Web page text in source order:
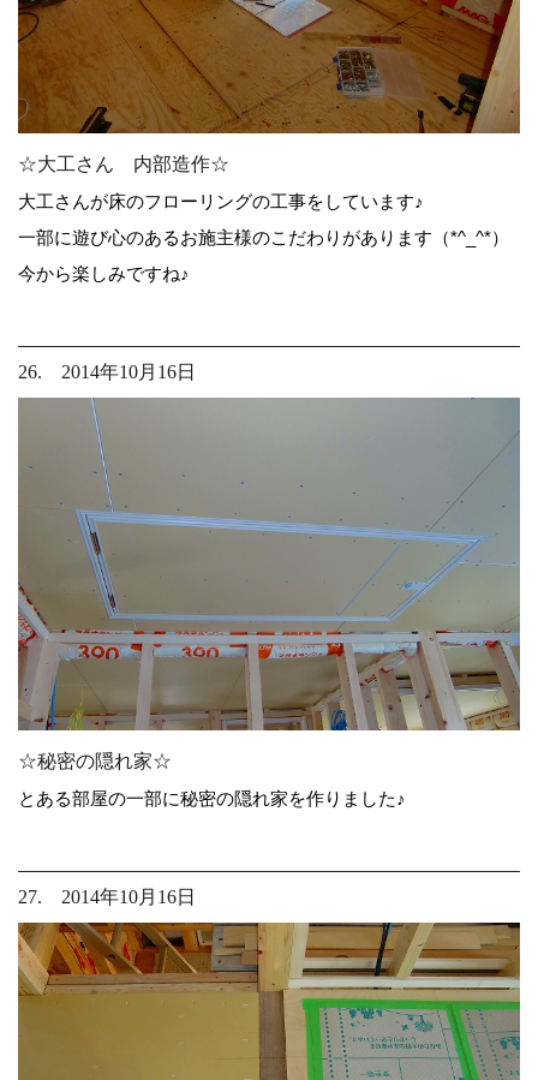
☆大工さん 内部造作☆
大工さんが床のフローリングの工事をしています♪
一部に遊び心のあるお施主様のこだわりがあります（*^_^*）
今から楽しみですね♪
26. 2014年10月16日
☆秘密の隠れ家☆
とある部屋の一部に秘密の隠れ家を作りました♪
27. 2014年10月16日